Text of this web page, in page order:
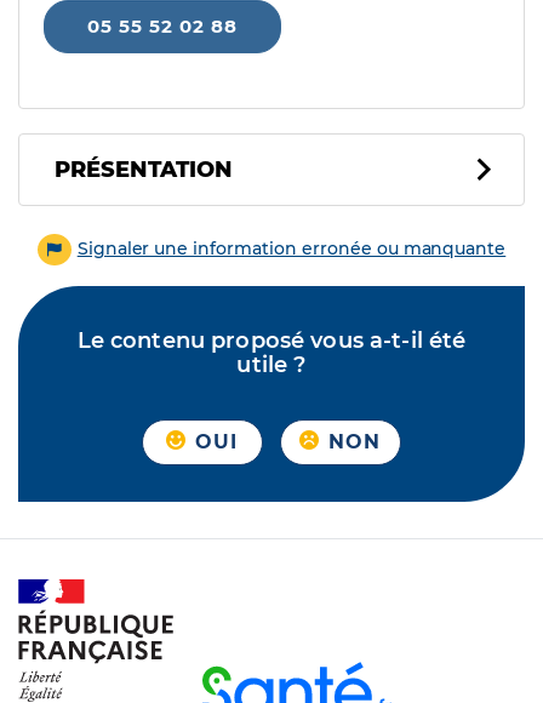
05 55 52 02 88
PRÉSENTATION
Signaler une information erronée ou manquante
Le contenu proposé vous a-t-il été
utile ?
OUI NON